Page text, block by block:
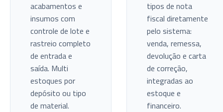
acabamentos e
insumos com
controle de lote e
rastreio completo
de entrada e
saída. Multi
estoques por
depósito ou tipo
de material.
tipos de nota
fiscal diretamente
pelo sistema:
venda, remessa,
devolução e carta
de correção,
integradas ao
estoque e
financeiro.